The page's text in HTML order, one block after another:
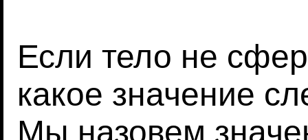
Если тело не
какое значение
Мы назовем